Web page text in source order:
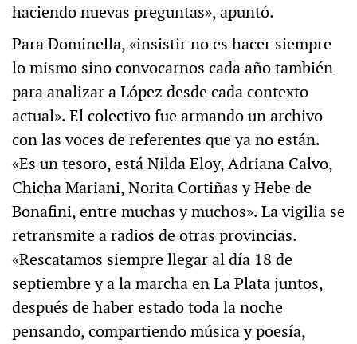
haciendo nuevas preguntas», apuntó.
Para Dominella, «insistir no es hacer siempre
lo mismo sino convocarnos cada año también
para analizar a López desde cada contexto
actual». El colectivo fue armando un archivo
con las voces de referentes que ya no están.
«Es un tesoro, está Nilda Eloy, Adriana Calvo,
Chicha Mariani, Norita Cortiñas y Hebe de
Bonafini, entre muchas y muchos». La vigilia se
retransmite a radios de otras provincias.
«Rescatamos siempre llegar al día 18 de
septiembre y a la marcha en La Plata juntos,
después de haber estado toda la noche
pensando, compartiendo música y poesía,